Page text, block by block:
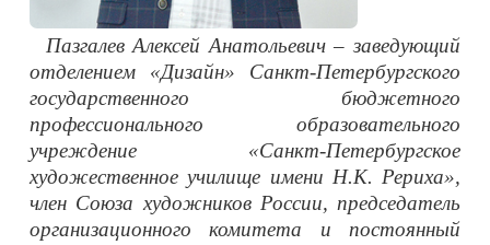
Пазгалев Алексей Анатольевич – заведующий
отделением «Дизайн» Санкт-Петербургского
государственного бюджетного
профессионального образовательного
учреждение «Санкт-Петербургское
художественное училище имени Н.К. Рериха»,
член Союза художников России, председатель
организационного комитета и постоянный